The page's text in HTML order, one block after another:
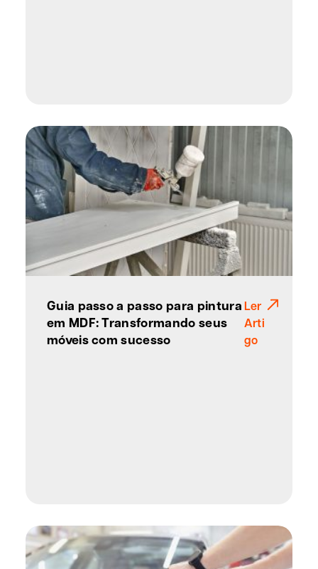
Guia passo a passo para pintura
em MDF: Transformando seus
móveis com sucesso
Ler
Arti
go